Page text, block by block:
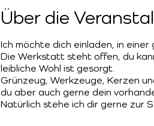
Über die
Ich möchte dich einladen, in
Die Werkstatt steht offen, du
leibliche Wohl ist gesorgt.
Grünzeug, Werkzeuge, Kerzen
du aber auch gerne dein
Natürlich stehe ich dir gerne zur